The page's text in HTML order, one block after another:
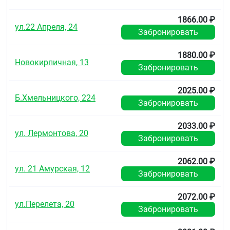
двояковыпуклые, с гравировкой "D3", нанесенной
на одной стороне, и фаской на обеих сторонах.
Фармакотерапевтическая группа
Антитромботические средства прямые ингибиторы
Код АТХ
Фармакологические свойства
Селективный прямой ингибитор фактора Ха для
приема внутрь. Активация фактора Х с
коагуляционном каскаде.
ул.22 Апреля, 24
1866.00 ₽
Забронировать
Новокирпичная, 13
1880.00 ₽
Забронировать
Б.Хмельницкого, 224
2025.00 ₽
Забронировать
ул. Лермонтова, 20
2033.00 ₽
Забронировать
ул. 21 Амурская, 12
2062.00 ₽
Забронировать
ул.Перелета, 20
2072.00 ₽
Забронировать